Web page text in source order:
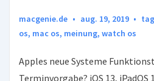
macgenie.de aug. 19, 2019
os, mac os, meinung, watch os
Apples neue Systeme
Terminvorgabe? iOS 13, iPadOS